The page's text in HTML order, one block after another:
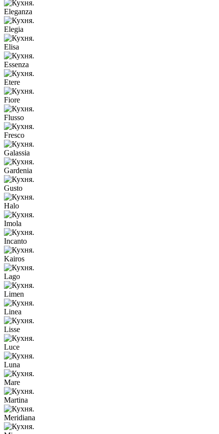
Eleganza
Elegia
Elisa
Essenza
Etere
Fiore
Flusso
Fresco
Galassia
Gardenia
Gusto
Halo
Imola
Incanto
Kairos
Lago
Limen
Linea
Lisse
Luce
Luna
Mare
Martina
Meridiana